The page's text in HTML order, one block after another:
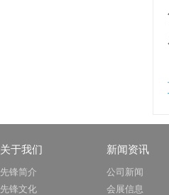
关于我们
先锋简介
先锋文化
新闻资讯
公司新闻
会展信息